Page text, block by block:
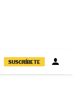
SUSCRÍBETE